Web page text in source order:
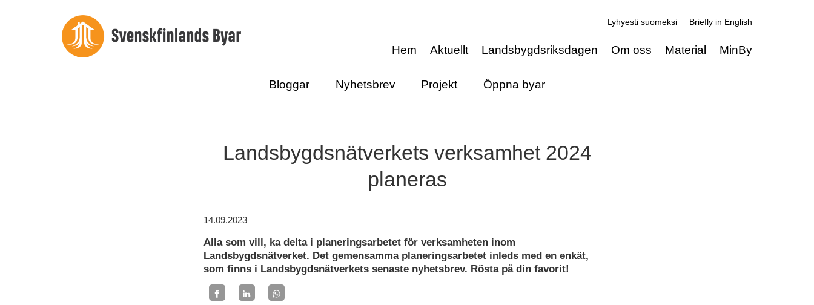
Lyhyesti suomeksi Briefly in English
Hem Aktuellt Landsbygdsriksdagen Om oss Material MinBy
Bloggar Nyhetsbrev Projekt Öppna byar
Landsbygdsnätverkets verksamhet 2024
planeras
14.09.2023
Alla som vill, ka delta i planeringsarbetet för verksamheten inom
Landsbygdsnätverket. Det gemensamma planeringsarbetet inleds med en enkät,
som finns i Landsbygdsnätverkets senaste nyhetsbrev. Rösta på din favorit!